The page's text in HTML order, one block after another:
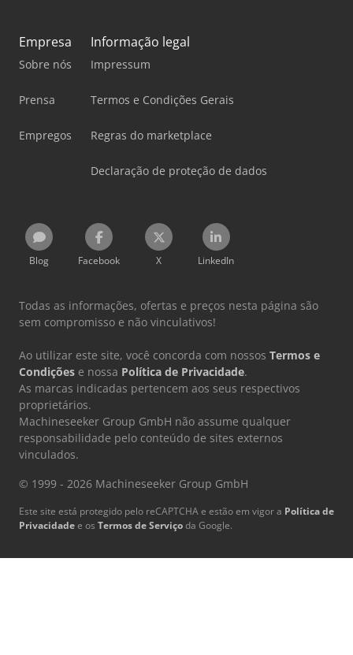
Empresa
Sobre nós
Prensa
Empregos
Informação legal
Impressum
Termos e Condições Gerais
Regras do marketplace
Declaração de proteção de dados
Blog Facebook X LinkedIn
Todas as informações, ofertas e preços nesta página são
sem compromisso e não vinculativos!
Ao utilizar este site, você concorda com nossos Termos e
Condições e nossa Política de Privacidade.
As marcas indicadas pertencem aos seus respectivos
proprietários.
Machineseeker Group GmbH não assume qualquer
responsabilidade pelo conteúdo de sites externos
vinculados.
© 1999 - 2026 Machineseeker Group GmbH
Este site está protegido pelo reCAPTCHA e estão em vigor a Política de
Privacidadee os Termos de Serviçoda Google.